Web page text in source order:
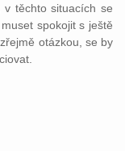
v těchto situacích se
spokojit s ještě
otázkou, se by